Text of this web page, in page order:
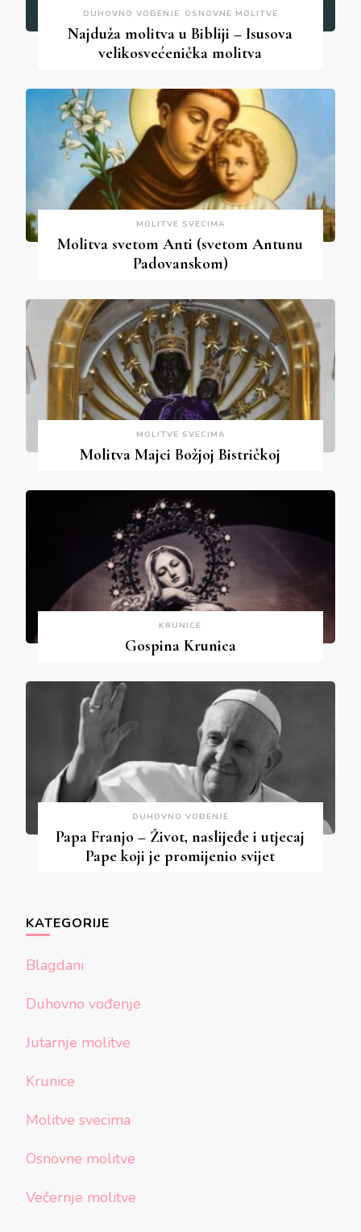
DUHOVNO VOĐENJE OSNOVNE MOLITVE
Najduža molitva u Bibliji – Isusova
velikosvećenička molitva
MOLITVE SVECIMA
Molitva svetom Anti (svetom Antunu
Padovanskom)
MOLITVE SVECIMA
Molitva Majci Božjoj Bistričkoj
KRUNICE
Gospina Krunica
DUHOVNO VOĐENJE
Papa Franjo – Život, naslijeđe i utjecaj
Pape koji je promijenio svijet
KATEGORIJE
Blagdani
Duhovno vođenje
Jutarnje molitve
Krunice
Molitve svecima
Osnovne molitve
Večernje molitve